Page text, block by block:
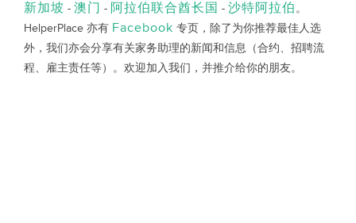
新加坡 - 澳门 - 阿拉伯联合酋长国 - 沙特阿拉伯。
HelperPlace 亦有 Facebook 专页，除了为你推荐最佳人选
外，我们亦会分享有关家务助理的新闻和信息（合约、招聘流
程、雇主责任等）。欢迎加入我们，并推介给你的朋友。